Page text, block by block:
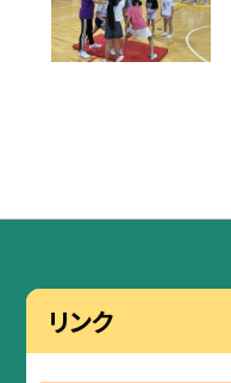
リンク